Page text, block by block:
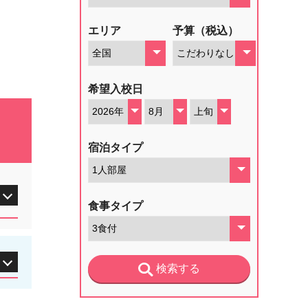
エリア 予算（税込）
希望入校日
宿泊タイプ
食事タイプ
検索する